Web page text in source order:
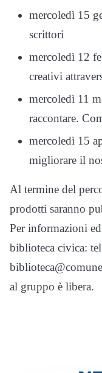
mercoledì 15
scrittori
mercoledì 12
creativi
mercoledì 11
raccontare.
mercoledì 15
migliorare il
Al termine del
prodotti saranno
Per informazioni
biblioteca civica:
al gruppo è libera.